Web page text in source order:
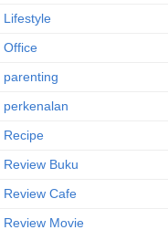
Lifestyle
Office
parenting
perkenalan
Recipe
Review Buku
Review Cafe
Review Movie